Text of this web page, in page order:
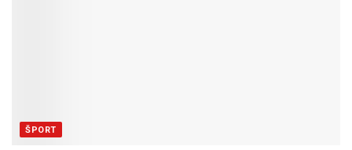
ŠPORT